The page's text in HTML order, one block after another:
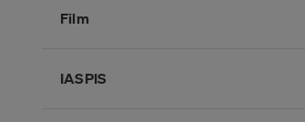
Film
IASPIS